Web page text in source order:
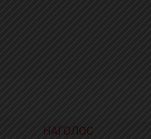
НАГОЛОС